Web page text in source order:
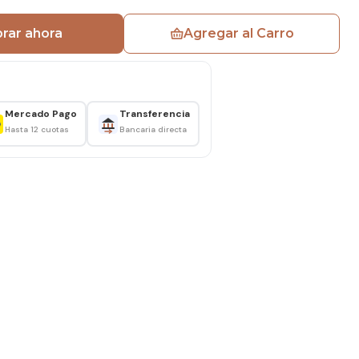
/ 100 cm
Autoadhesivo Color MármolAgregar al Carro
ahora
Mercado Pago
Hasta 12 cuotas
Transferencia
Bancaria directa